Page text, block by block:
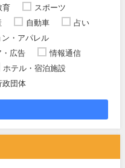
育
スポーツ
自動車
占い
ン・アパレル
・広告
情報通信
ホテル・宿泊施設
政団体